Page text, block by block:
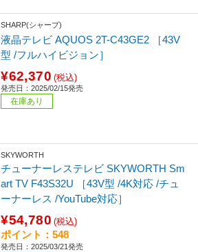
SHARP(シャープ)
液晶テレビ AQUOS 2T-C43GE2 ［43V
型 /フルハイビジョン］
¥62,370 (税込)
発売日：2025/02/15発売
在庫あり
SKYWORTH
チューナーレステレビ SKYWORTH Sm
art TV F43S32U ［43V型 /4K対応 /チュ
ーナーレス /YouTube対応］
¥54,780 (税込)
ポイント：548
発売日：2025/03/21発売